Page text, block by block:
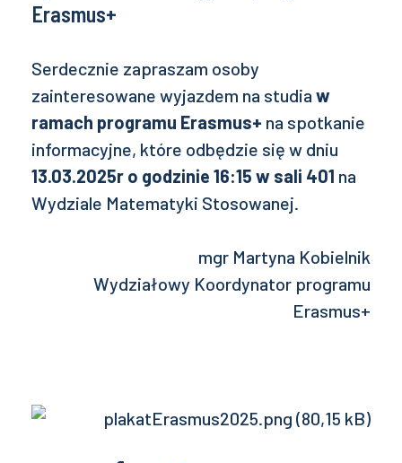
Erasmus+
Serdecznie zapraszam osoby
zainteresowane wyjazdem na studia w
ramach programu Erasmus+ na spotkanie
informacyjne, które odbędzie się w dniu
13.03.2025r o godzinie 16:15 w sali 401 na
Wydziale Matematyki Stosowanej.
mgr Martyna Kobielnik
Wydziałowy Koordynator programu
Erasmus+